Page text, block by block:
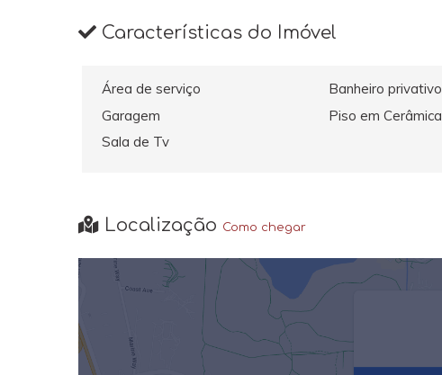
Características do Imóvel
Área de serviço Banheiro privativo
Garagem
Piso em Cerâmica
Sala de Tv
Localização Como chegar